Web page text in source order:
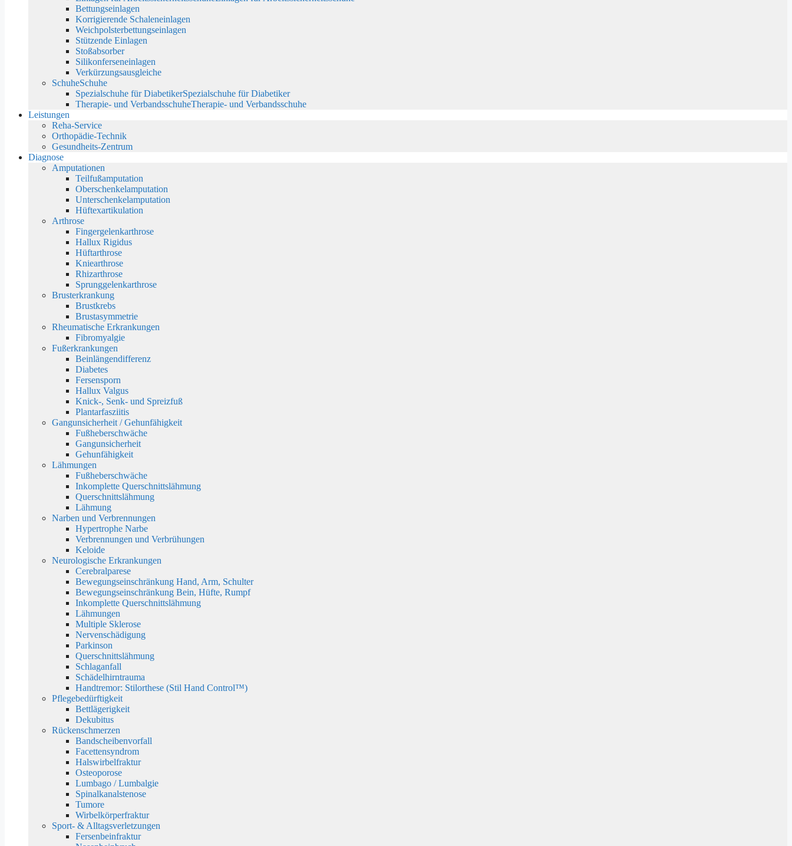
Bettungseinlagen
Korrigierende Schaleneinlagen
Weichpolsterbettungseinlagen
Stützende Einlagen
Stoßabsorber
Silikonferseneinlagen
Verkürzungsausgleiche
SchuheSchuhe
Spezialschuhe für DiabetikerSpezialschuhe für Diabetiker
Therapie- und VerbandsschuheTherapie- und Verbandsschuhe
Leistungen
Reha-Service
Orthopädie-Technik
Gesundheits-Zentrum
Diagnose
Amputationen
Teilfußamputation
Oberschenkelamputation
Unterschenkelamputation
Hüftexartikulation
Arthrose
Fingergelenkarthrose
Hallux Rigidus
Hüftarthrose
Kniearthrose
Rhizarthrose
Sprunggelenkarthrose
Brusterkrankung
Brustkrebs
Brustasymmetrie
Rheumatische Erkrankungen
Fibromyalgie
Fußerkrankungen
Beinlängendifferenz
Diabetes
Fersensporn
Hallux Valgus
Knick-, Senk- und Spreizfuß
Plantarfasziitis
Gangunsicherheit / Gehunfähigkeit
Fußheberschwäche
Gangunsicherheit
Gehunfähigkeit
Lähmungen
Fußheberschwäche
Inkomplette Querschnittslähmung
Querschnittslähmung
Lähmung
Narben und Verbrennungen
Hypertrophe Narbe
Verbrennungen und Verbrühungen
Keloide
Neurologische Erkrankungen
Cerebralparese
Bewegungseinschränkung Hand, Arm, Schulter
Bewegungseinschränkung Bein, Hüfte, Rumpf
Inkomplette Querschnittslähmung
Lähmungen
Multiple Sklerose
Nervenschädigung
Parkinson
Querschnittslähmung
Schlaganfall
Schädelhirntrauma
Handtremor: Stilorthese (Stil Hand Control™)
Pflegebedürftigkeit
Bettlägerigkeit
Dekubitus
Rückenschmerzen
Bandscheibenvorfall
Facettensyndrom
Halswirbelfraktur
Osteoporose
Lumbago / Lumbalgie
Spinalkanalstenose
Tumore
Wirbelkörperfraktur
Sport- & Alltagsverletzungen
Fersenbeinfraktur